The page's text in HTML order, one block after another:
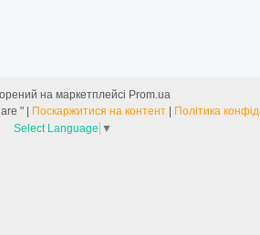
на маркетплейсі Prom.ua
Поскаржитися на контент
Політика
Select Language ▼